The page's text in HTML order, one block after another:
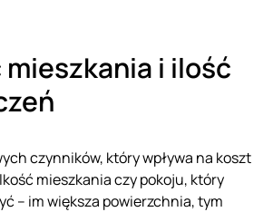
i ilość
czynników, który wpływa na koszt
mieszkania czy pokoju, który
– im większa powierzchnia, tym